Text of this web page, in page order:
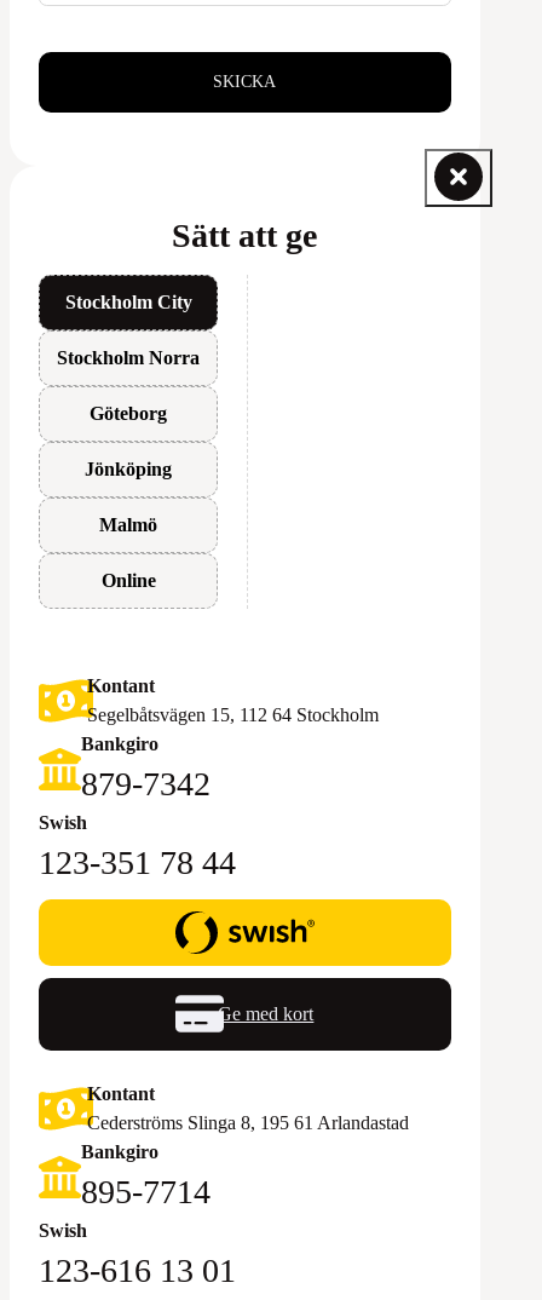
SKICKA
Sätt att ge
Stockholm City
Stockholm Norra
Göteborg
Jönköping
Malmö
Online
Kontant
Segelbåtsvägen 15, 112 64 Stockholm
Bankgiro
879-7342
Swish
123-351 78 44
Ge med kort
Kontant
Cederströms Slinga 8, 195 61 Arlandastad
Bankgiro
895-7714‬
Swish
123-616 13 01